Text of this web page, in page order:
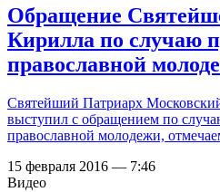
Обращение
Кирилла по случаю
православной
Святейший Патриарх
выступил с обращением по
православной молодежи,
15 февраля 2016 — 7:46
Видео